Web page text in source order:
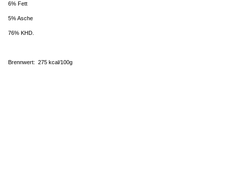
6% Fett
5% Asche
76% KHD.
Brennwert: 275 kcal/100g